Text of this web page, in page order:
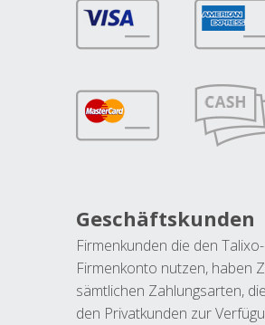
Geschäftskunden
Firmenkunden die den Talixo-
Firmenkonto nutzen, haben
sämtlichen Zahlungsarten,
den Privatkunden zur